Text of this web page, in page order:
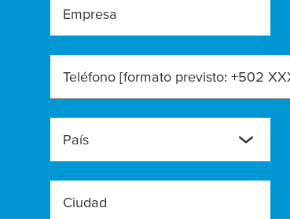
Empresa
Teléfono [formato previsto: +502
País
Ciudad